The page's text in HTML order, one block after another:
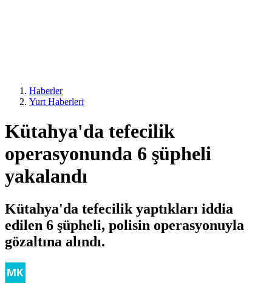
Haberler
Yurt Haberleri
Kütahya'da tefecilik
operasyonunda 6 şüpheli
yakalandı
Kütahya'da tefecilik yaptıkları iddia
edilen 6 şüpheli, polisin operasyonuyla
gözaltına alındı.